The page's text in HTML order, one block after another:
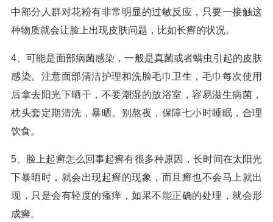
中部分人群对花粉有非常明显的过敏反应，只要一接触这
种物质就会让脸上出现皮肤问题，比如长癣的状况。
4、可能是面部病菌感染，一般是真菌或者螨虫引起的皮肤
感染。注意面部清洁护理和洗脸毛巾卫生，毛巾每次使用
后拿去阳光下晒干，不要潮湿的放浴室，容易滋生病菌，
枕头套定期清洗，暴晒。别熬夜，保障七小时睡眠，合理
饮食。
5、脸上起癣怎么回事起癣有很多种原因，长时间在太阳光
下暴晒时，就会出现起癣的现象，而且癣也不会马上就出
现，只是会有轻度的瘙痒，如果不能正确的处理，就会形
成癣。